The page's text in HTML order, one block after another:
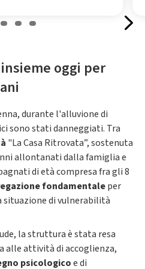
oggi per
durante l'alluvione di
sono stati danneggiati. Tra
"La Casa Ritrovata”, sostenuta
allontanati dalla famiglia e
di età compresa fra gli 8
fondamentaleper
situazione di vulnerabilità
la struttura è stata resa
alle attività di accoglienza,
psicologicoe di